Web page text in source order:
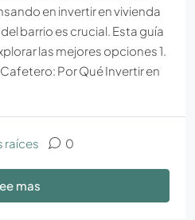
en invertir en vivienda
barrio es crucial. Esta guía
las mejores opciones 1.
Por Qué Invertir en
raíces 0
mas